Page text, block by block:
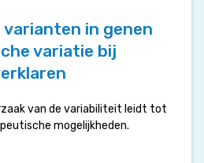
varianten in genen
variatie bij
van de variabiliteit leidt tot
mogelijkheden.